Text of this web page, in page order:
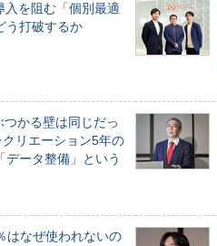
入を阻む「個別最適
う打破するか
つかる壁は同じだっ
リエーション5年の
データ整備」という
はなぜ使われないの